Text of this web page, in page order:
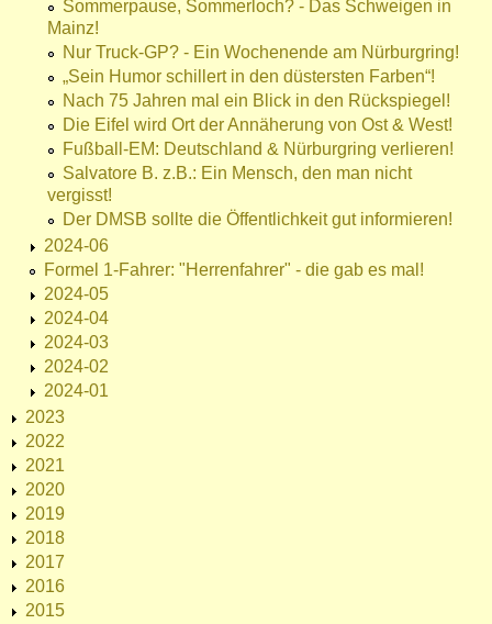
Sommerpause, Sommerloch? - Das Schweigen in
Mainz!
Nur Truck-GP? - Ein Wochenende am Nürburgring!
„Sein Humor schillert in den düstersten Farben“!
Nach 75 Jahren mal ein Blick in den Rückspiegel!
Die Eifel wird Ort der Annäherung von Ost & West!
Fußball-EM: Deutschland & Nürburgring verlieren!
Salvatore B. z.B.: Ein Mensch, den man nicht
vergisst!
Der DMSB sollte die Öffentlichkeit gut informieren!
2024-06
Formel 1-Fahrer: "Herrenfahrer" - die gab es mal!
2024-05
2024-04
2024-03
2024-02
2024-01
2023
2022
2021
2020
2019
2018
2017
2016
2015